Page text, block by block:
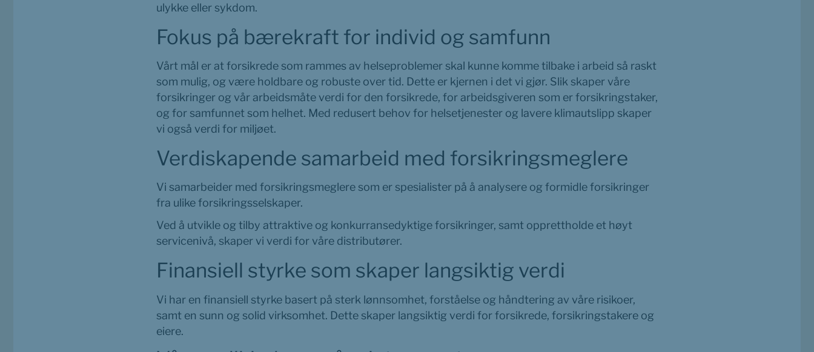
ulykke eller sykdom.
Fokus på bærekraft for individ og samfunn
Vårt mål er at forsikrede som rammes av helseproblemer skal kunne komme tilbake i arbeid så raskt
som mulig, og være holdbare og robuste over tid. Dette er kjernen i det vi gjør. Slik skaper våre
forsikringer og vår arbeidsmåte verdi for den forsikrede, for arbeidsgiveren som er forsikringstaker,
og for samfunnet som helhet. Med redusert behov for helsetjenester og lavere klimautslipp skaper
vi også verdi for miljøet.
Verdiskapende samarbeid med forsikringsmeglere
Vi samarbeider med forsikringsmeglere som er spesialister på å analysere og formidle forsikringer
fra ulike forsikringsselskaper.
Ved å utvikle og tilby attraktive og konkurransedyktige forsikringer, samt opprettholde et høyt
servicenivå, skaper vi verdi for våre distributører.
Finansiell styrke som skaper langsiktig verdi
Vi har en finansiell styrke basert på sterk lønnsomhet, forståelse og håndtering av våre risikoer,
samt en sunn og solid virksomhet. Dette skaper langsiktig verdi for forsikrede, forsikringstakere og
eiere.